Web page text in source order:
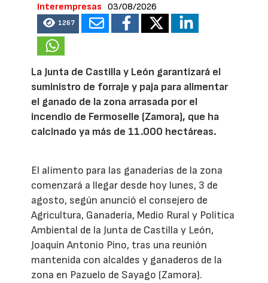
Interempresas 03/08/2026
1267
La Junta de Castilla y León garantizará el
suministro de forraje y paja para alimentar
el ganado de la zona arrasada por el
incendio de Fermoselle (Zamora), que ha
calcinado ya más de 11.000 hectáreas.
El alimento para las ganaderías de la zona
comenzará a llegar desde hoy lunes, 3 de
agosto, según anunció el consejero de
Agricultura, Ganadería, Medio Rural y Política
Ambiental de la Junta de Castilla y León,
Joaquín Antonio Pino, tras una reunión
mantenida con alcaldes y ganaderos de la
zona en Pazuelo de Sayago (Zamora).